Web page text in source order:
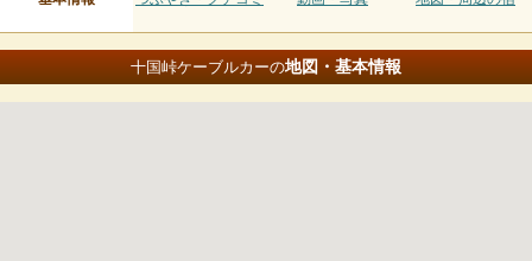
十国峠ケーブルカーの地図・基本情報